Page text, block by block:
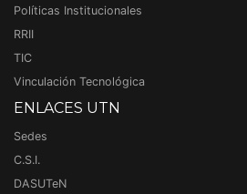
Políticas Institucionales
RRII
TIC
Vinculación Tecnológica
ENLACES UTN
Sedes
C.S.I.
DASUTeN